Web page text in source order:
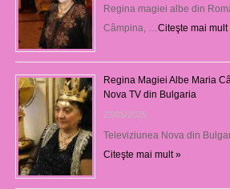
Regina magiei albe din
Câmpina, … Citeşte mai mult
Regina Magiei Albe Maria
Nova TV din Bulgaria
23/05/2025
Televiziunea Nova din
Citeşte mai mult »